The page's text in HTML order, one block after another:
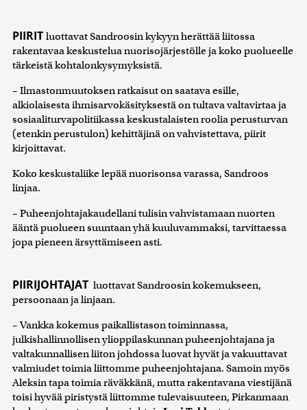
PIIRIT luottavat Sandroosin kykyyn herättää liitossa
rakentavaa keskustelua nuorisojärjestölle ja koko puolueelle
tärkeistä kohtalonkysymyksistä.
– Ilmastonmuutoksen ratkaisut on saatava esille,
alkiolaisesta ihmisarvokäsityksestä on tultava valtavirtaa ja
sosiaaliturvapolitiikassa keskustalaisten roolia perusturvan
(etenkin perustulon) kehittäjinä on vahvistettava, piirit
kirjoittavat.
Koko keskustaliike lepää nuorisonsa varassa, Sandroos
linjaa.
– Puheenjohtajakaudellani tulisin vahvistamaan nuorten
ääntä puolueen suuntaan yhä kuuluvammaksi, tarvittaessa
jopa pieneen ärsyttämiseen asti.
PIIRIJOHTAJAT luottavat Sandroosin kokemukseen,
persoonaan ja linjaan.
– Vankka kokemus paikallistason toiminnassa,
julkishallinnollisen ylioppilaskunnan puheenjohtajana ja
valtakunnallisen liiton johdossa luovat hyvät ja vakuuttavat
valmiudet toimia liittomme puheenjohtajana. Samoin myös
Aleksin tapa toimia räväkkänä, mutta rakentavana viestijänä
toisi hyvää piristystä liittomme tulevaisuuteen, Pirkanmaan